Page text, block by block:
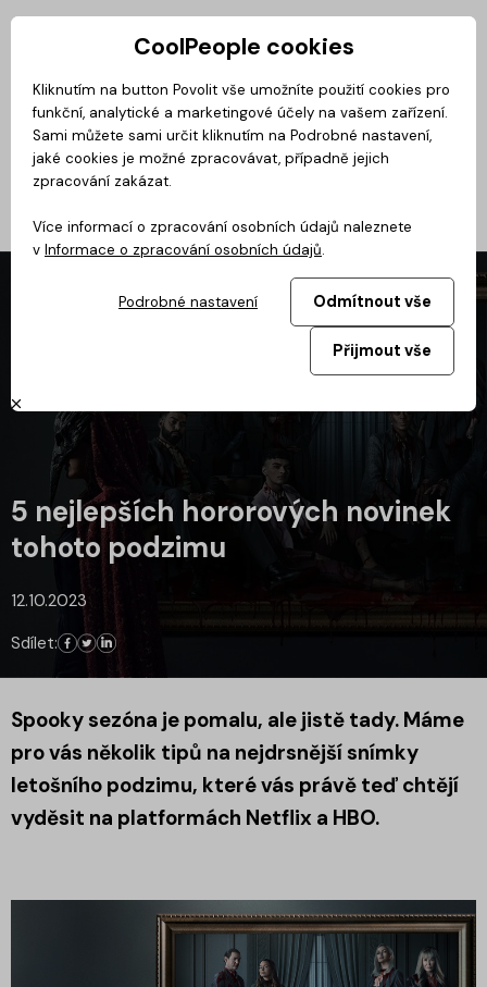
Privátní zóna
Magazín BusinessClass CoolMovie CoolDialog Podcast
5 nejlepších hororových novinek
tohoto podzimu
12.10.2023
Sdílet:
Spooky sezóna je pomalu, ale jistě tady. Máme
pro vás několik tipů na nejdrsnější snímky
letošního podzimu, které vás právě teď chtějí
vyděsit na platformách Netflix a HBO.
CoolPeople cookies
Kliknutím na button Povolit vše umožníte použití cookies pro
funkční, analytické a marketingové účely na vašem zařízení.
Sami můžete sami určit kliknutím na Podrobné nastavení,
jaké cookies je možné zpracovávat, případně jejich
zpracování zakázat.
Více informací o zpracování osobních údajů naleznete
v Informace o zpracování osobních údajů.
Podrobné nastavení Odmítnout vše
Přijmout vše